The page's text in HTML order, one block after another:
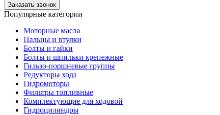
Заказать звонок
Популярные категории
Моторные масла
Пальцы и втулки
Болты и гайки
Болты и шпильки крепежные
Гильзо-поршневые группы
Редукторы хода
Гидромоторы
Фильтры топливные
Комплектующие для ходовой
Гидроцилиндры